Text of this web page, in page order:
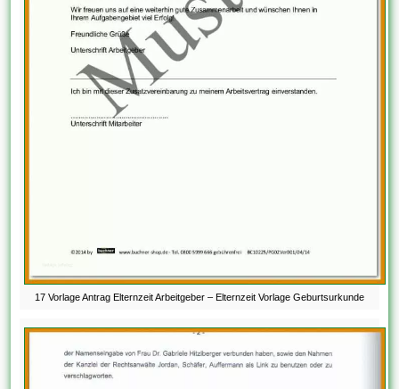
17 Vorlage Antrag Elternzeit Arbeitgeber – Elternzeit Vorlage Geburtsurkunde